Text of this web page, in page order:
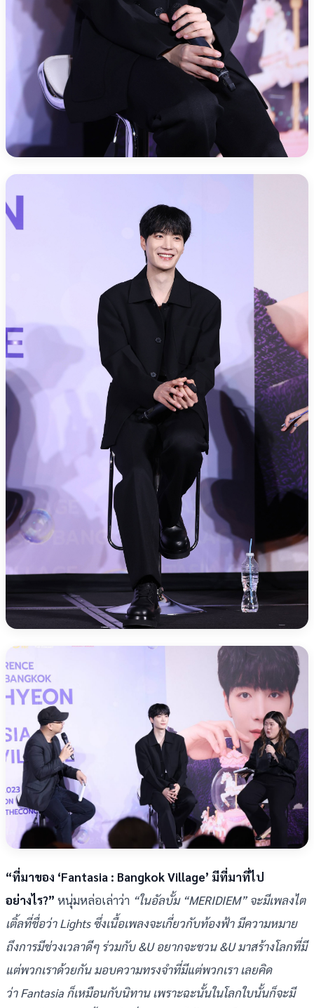
“ที่มาของ ‘Fantasia : Bangkok Village’ มีที่มาที่ไป
อย่างไร?” หนุ่มหล่อเล่าว่า “ในอัลบั้ม “MERIDIEM” จะมีเพลงไต
เติ้ลที่ชื่อว่า Lights ซึ่งเนื้อเพลงจะเกี่ยวกับท้องฟ้า มีความหมาย
ถึงการมีช่วงเวลาดีๆ ร่วมกับ &U อยากจะชวน &U มาสร้างโลกที่มี
แต่พวกเราด้วยกัน มอบความทรงจำที่มีแต่พวกเรา เลยคิด
ว่า Fantasia ก็เหมือนกับนิทาน เพราะฉะนั้นในโลกใบนั้นก็จะมี